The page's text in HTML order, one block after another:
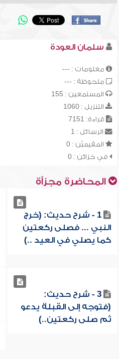
سلمان العودة
معلومات : ---
ملحوظة : ---
المستمعين : 155
التنزيل : 1060
قراءة: 7151
الرسائل : 1
المقيميّن : 0
في خزائن : 0
المحاضرة مجزأة
1 - شرح حديث: (خرج
النبي ... فصلى ركعتين
كما يصلي في العيد ..)
3 - شرح حديث:
(فتوجه إلى القبلة يدعو
ثم صلى ركعتين..)